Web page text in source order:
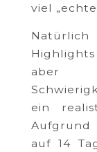
viel
aber
ein
auf 14